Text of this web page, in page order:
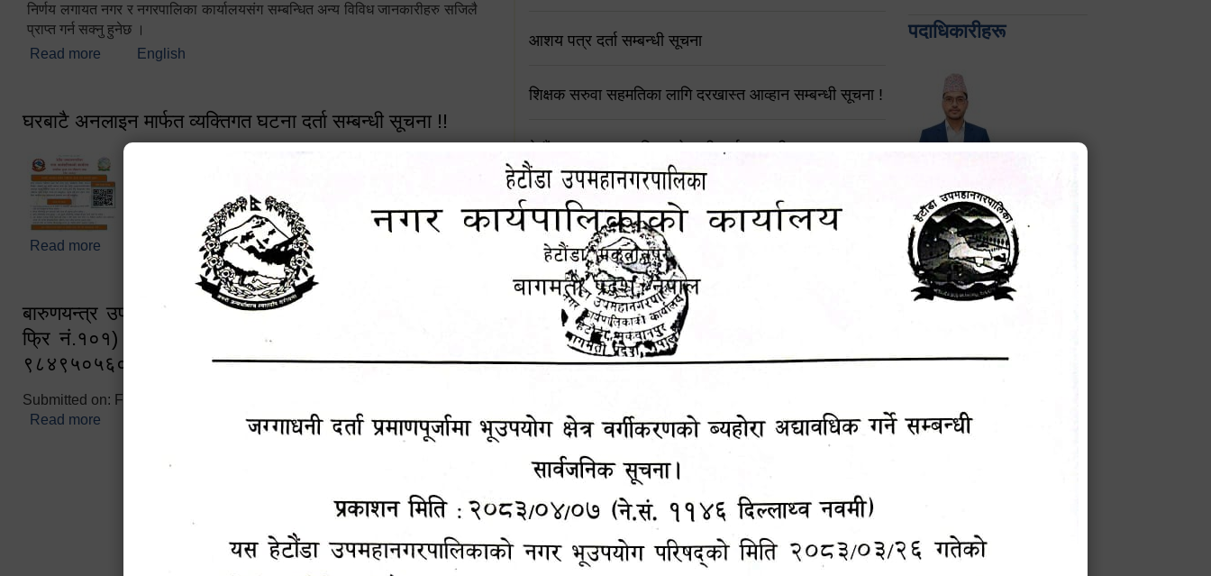
निर्णय लगायत नगर र नगरपालिका कार्यालयसंग सम्बन्धित अन्य विविध जानकारीहरु सजिलै
प्राप्त गर्न सक्नु हुनेछ ।
Read more about स्वागतम!!!
English
घरबाटै अनलाइन मार्फत व्यक्तिगत घटना दर्ता सम्बन्धी सूचना !!
Read more about घरबाटै अनलाइन मार्फत व्यक्तिगत घटना दर्ता सम्बन्धी सूचना !!
बारुणयन्त्र उपशाखा इन्चार्जको सम्पर्क नं. ९८४१६४५३५६ (टोल
फ्रि नं.१०१) फोन नं. ०५७-५२०६७७ शव बहान चालकको नं.
९८४९५०५६००
Submitted on: Fri, 02/25/2022 - 10:50
Read more about बारुणयन्त्र उपशाखा इन्चार्जको सम्पर्क नं. ९८४१६४५३५६ (टोल फ्रि
नं.१०१) फोन नं. ०५७-५२०६७७ शव बहान चालकको नं. ९८४९५०५६००
आशय पत्र दर्ता सम्बन्धी सूचना
शिक्षक सरुवा सहमतिका लागि दरखास्त आव्हान सम्बन्धी सूचना !
हेटौंडा उपमहानगरपालिकाको सूची दर्ता सम्बन्धी सूचना
चुरियामाई सुरुङको संरक्षण तथा व्यवस्थापनको जिम्मेवारी
समितिलाई हस्तान्तरण
पोषाक र परिचयपत्र अनिवार्य लगाउने सम्बन्धमा ।
राजश्व संकलन सेवा बन्द रहने सम्बन्धी सार्वजनिक सूचना
थप
पदाधिकारीहरू
प्रमुख प्रशासकीय अधिकृत
Phone: 9855010111
सविन न्यौपाने
भानुभक्त थपलिया